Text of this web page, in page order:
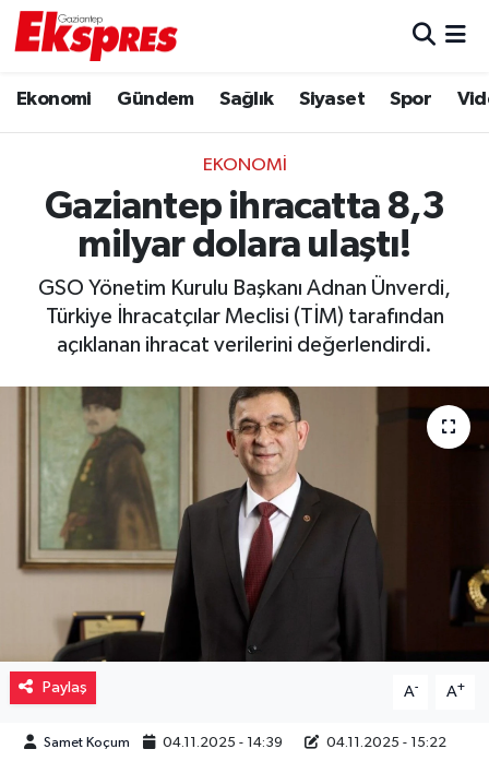
Ekonomi Gündem Sağlık Siyaset Spor
EKONOMI
Gaziantep ihracatta 8,3
milyar dolara ulaştı!
GSO Yönetim Kurulu Başkanı Adnan Ünverdi,
Türkiye İhracatçılar Meclisi (TİM) tarafından
açıklanan ihracat verilerini değerlendirdi.
Paylaş A- A+
Samet Koçum 04.11.2025 - 14:39 04.11.2025 - 15:22
Ekonomi
Gaziantep son dakika
Genel
Gündem
Haberler
Kültür Sanat
Magazin
Müzik
Resmi İlanlar
Sağlık
Sinemalar
Trafik Durumu
Puan Durumu ve Fikstür
Tüm Manşetler
Son Dakika Haberleri
Haber Arşivi